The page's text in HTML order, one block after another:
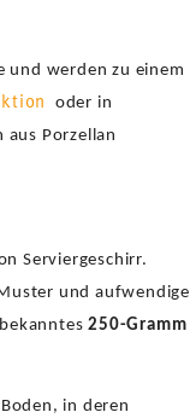
und werden zu einem
oder in
Porzellan
Serviergeschirr.
und aufwendige
250-Gramm
in deren